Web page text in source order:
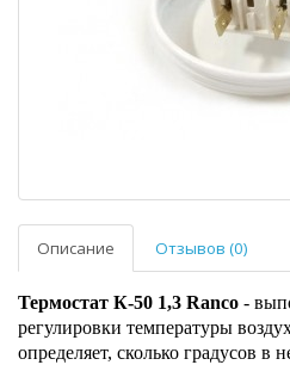
Описание Отзывов (0)
Термостат К-50 1,3 Ranco -
регулировки температуры
определяет, сколько градусов в